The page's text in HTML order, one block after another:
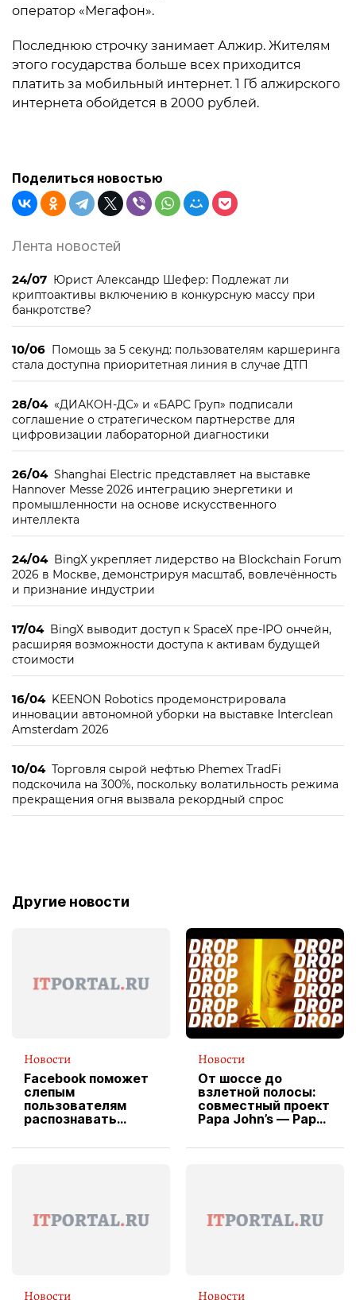
оператор «Мегафон».
Последнюю строчку занимает Алжир. Жителям
этого государства больше всех приходится
платить за мобильный интернет. 1 Гб алжирского
интернета обойдется в 2000 рублей.
Поделиться новостью
Лента новостей
24/07 Юрист Александр Шефер: Подлежат ли
криптоактивы включению в конкурсную массу при
банкротстве?
10/06 Помощь за 5 секунд: пользователям каршеринга
стала доступна приоритетная линия в случае ДТП
28/04 «ДИАКОН-ДС» и «БАРС Груп» подписали
соглашение о стратегическом партнерстве для
цифровизации лабораторной диагностики
26/04 Shanghai Electric представляет на выставке
Hannover Messe 2026 интеграцию энергетики и
промышленности на основе искусственного
интеллекта
24/04 BingX укрепляет лидерство на Blockchain Forum
2026 в Москве, демонстрируя масштаб, вовлечённость
и признание индустрии
17/04 BingX выводит доступ к SpaceX пре-IPO ончейн,
расширяя возможности доступа к активам будущей
стоимости
16/04 KEENON Robotics продемонстрировала
инновации автономной уборки на выставке Interclean
Amsterdam 2026
10/04 Торговля сырой нефтью Phemex TradFi
подскочила на 300%, поскольку волатильность режима
прекращения огня вызвала рекордный спрос
Другие новости
Новости
Facebook поможет
слепым
пользователям
распознавать
Новости
От шоссе до
взлетной полосы:
совместный проект
Papa John’s — Papa
вводит
Новости Новости